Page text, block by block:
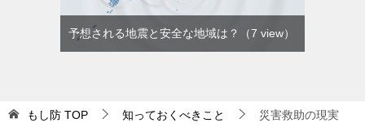
予想される地震と安全な地域は？ （7 view）
もし防 TOP 知っておくべきこと 災害救助の現実